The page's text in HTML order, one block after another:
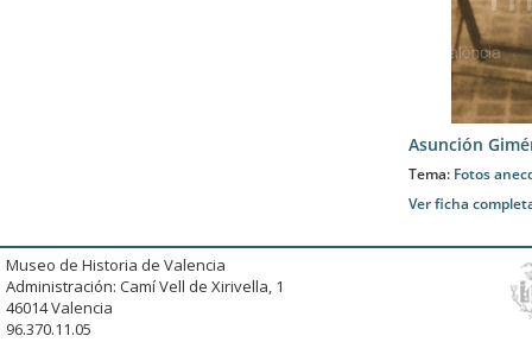
Asunción
Tema: Fotos
Ver ficha
Museo de Historia de Valencia
Administración: Camí Vell de Xirivella, 1
46014 Valencia
96.370.11.05